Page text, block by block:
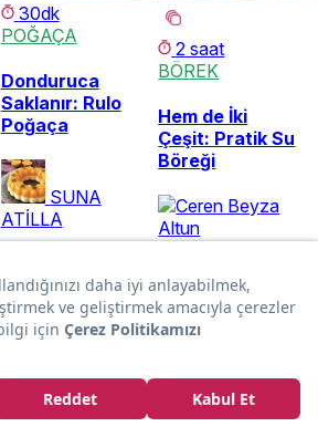
30dk
POĞAÇA
Donduruca
Saklanır: Rulo
Poğaça
SUNA
ATİLLA
2 saat
BÖREK
Hem de İki
Çeşit: Pratik Su
Böreği